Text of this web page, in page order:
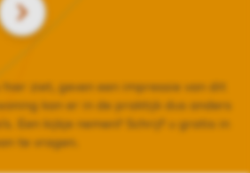
VOLGENDE
ziet, geven een impressie van dit
kan er in de praktijk dus anders
Een kijkje nemen? Schrijf u gratis in
te vragen.